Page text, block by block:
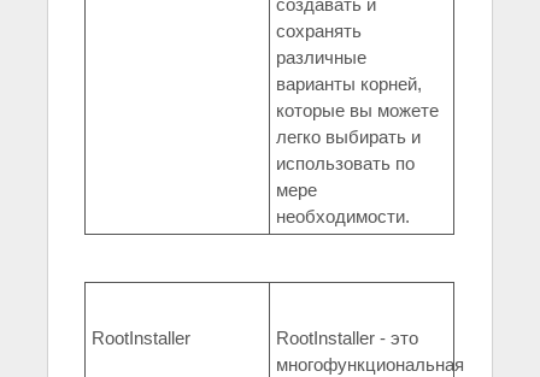
создавать и
сохранять
различные
варианты корней,
которые вы можете
легко выбирать и
использовать по
мере
необходимости.
RootInstaller
RootInstaller - это
многофункциональная